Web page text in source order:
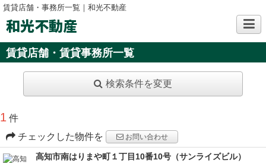
賃貸店舗・事務所一覧｜和光不動産
和光不動産
賃貸店舗・賃貸事務所一覧
検索条件を変更
1 件
チェックした物件を
お問い合わせ
高知市南はりまや町１丁目10番10号（サンライズビル）